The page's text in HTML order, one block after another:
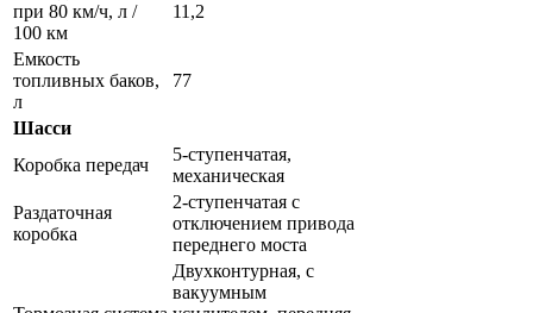
при 80 км/ч, л /
100 км
11,2
Емкость
топливных баков,
л
77
Шасси
Коробка передач
5-ступенчатая,
механическая
Раздаточная
коробка
2-ступенчатая с
отключением привода
переднего моста
Двухконтурная, с
вакуумным